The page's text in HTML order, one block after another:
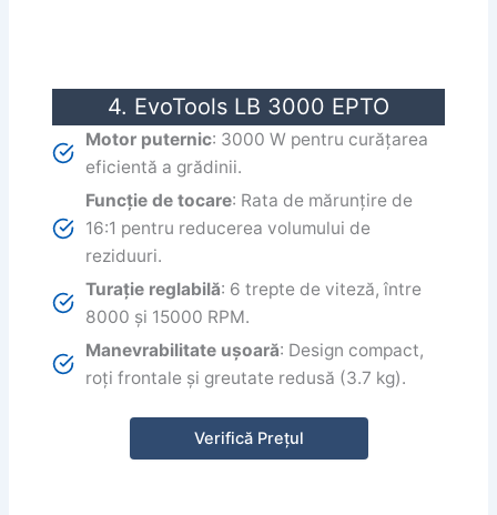
4. EvoTools LB 3000 EPTO
Motor puternic: 3000 W pentru curățarea
eficientă a grădinii.
Funcție de tocare: Rata de mărunțire de
16:1 pentru reducerea volumului de
reziduuri.
Turație reglabilă: 6 trepte de viteză, între
8000 și 15000 RPM.
Manevrabilitate ușoară: Design compact,
roți frontale și greutate redusă (3.7 kg).
Verifică Prețul